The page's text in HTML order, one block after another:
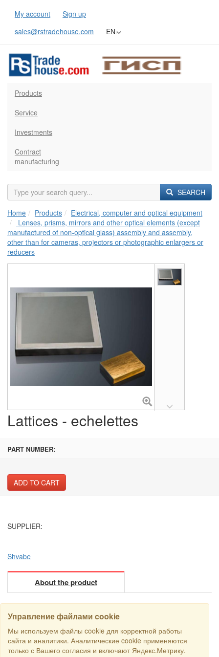
My account
Sign up
sales@rstradehouse.com
EN
Products
Service
Investments
Contract
manufacturing
SEARCH
Home Products
Electrical, computer and optical equipment
Lenses, prisms, mirrors and other optical elements (except
manufactured of non-optical glass) assembly and assembly,
other than for cameras, projectors or photographic enlargers or
reducers
Lattices - echelettes
PART NUMBER:
ADD TO CART
SUPPLIER:
Shvabe
About the product
Управление файлами cookie
Мы используем файлы cookie для корректной работы
сайта и аналитики. Аналитические cookie применяются
только с Вашего согласия и включают Яндекс.Метрику.
SEARCH